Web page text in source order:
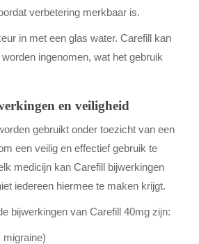
verbetering merkbaar is.
in met een glas water. Carefill kan
ingenomen, wat het gebruik
en veiligheid
gebruikt onder toezicht van een
een veilig en effectief gebruik te
medicijn kan Carefill bijwerkingen
iedereen hiermee te maken krijgt.
bijwerkingen van Carefill 40mg zijn:
migraine)